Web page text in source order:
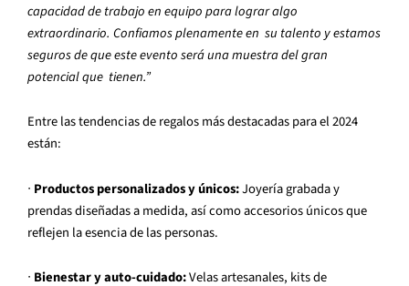
capacidad de trabajo en equipo para lograr algo
extraordinario. Confiamos plenamente en su talento y estamos
seguros de que este evento será una muestra del gran
potencial que tienen.”
Entre las tendencias de regalos más destacadas para el 2024
están:
∙ Productos personalizados y únicos:Joyería grabada y
prendas diseñadas a medida, así como accesorios únicos que
reflejen la esencia de las personas.
∙ Bienestar y auto-cuidado:Velas artesanales, kits de